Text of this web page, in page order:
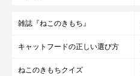
雑誌『ねこのきもち』
キャットフードの正しい選び方
ねこのきもちクイズ